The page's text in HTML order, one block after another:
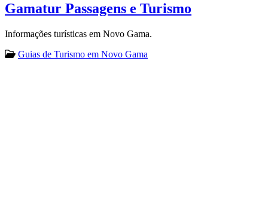
Gamatur Passagens e Turismo
Informações turísticas em Novo Gama.
Guias de Turismo em Novo Gama